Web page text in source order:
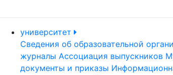
университет
Сведения об образовательной
журналы Ассоциация выпускников
документы и приказы